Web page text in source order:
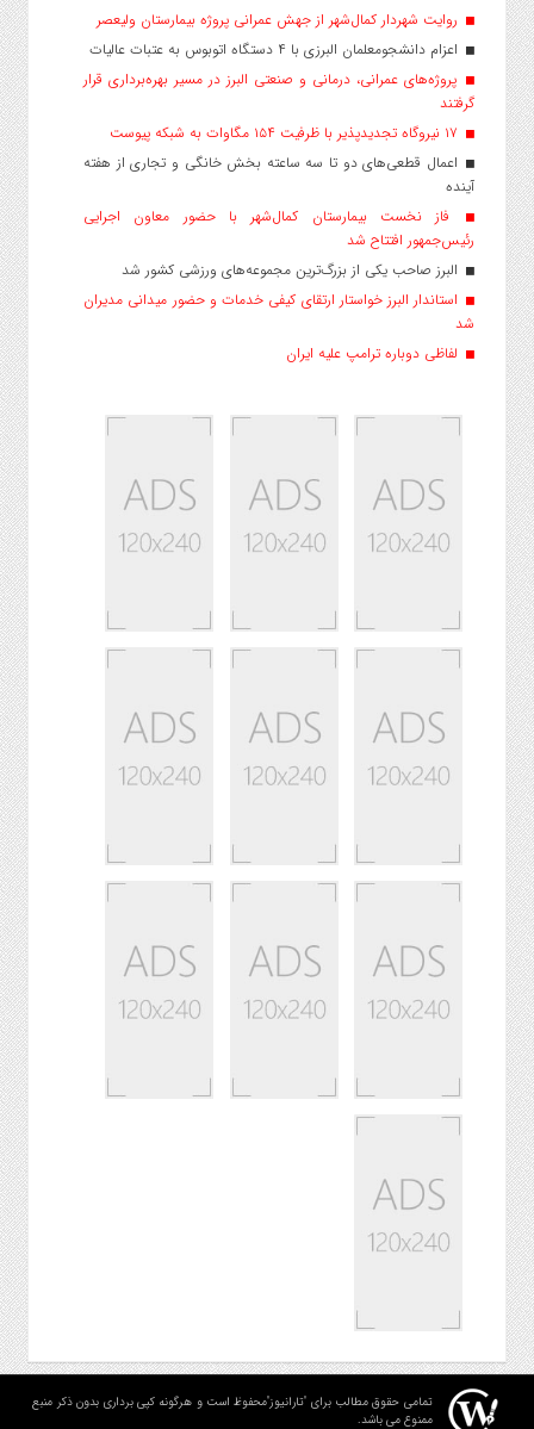
روایت شهردار کمال‌شهر از جهش عمرانی پروژه بیمارستان ولیعصر
اعزام دانشجو‌معلمان البرزی با ۴ دستگاه اتوبوس به عتبات عالیات
پروژه‌های عمرانی، درمانی و صنعتی البرز در مسیر بهره‌برداری قرار
گرفتند
اعمال قطعی‌های دو تا سه ساعته بخش خانگی و تجاری از هفته
آینده
فاز نخست بیمارستان کمال‌شهر با حضور معاون اجرایی
رئیس‌جمهور افتتاح شد
البرز صاحب یکی از بزرگ‌ترین مجموعه‌های ورزشی کشور شد
استاندار البرز خواستار ارتقای کیفی خدمات و حضور میدانی مدیران
شد
لفاظی دوباره ترامپ علیه ایران
تمامی حقوق مطالب برای "تارانیوز"محفوظ است و هرگونه کپی برداری بدون ذکر منبع
ممنوع می باشد.